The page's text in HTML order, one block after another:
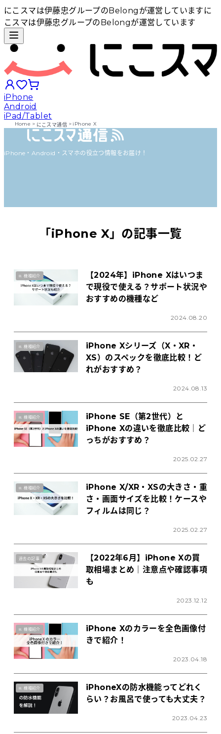
にこスマは伊藤忠グループのBelongが運営しています に
こスマは伊藤忠グループのBelongが運営しています
iPhone
Android
iPad/Tablet
iPhoneから探す
Tabletから探す
サポートセンター
ニュース
Home > にこスマ通信 > iPhone X
iPhone・Android・スマホの役立つ情報をお届け！
「iPhone X」の記事一覧
【2024年】iPhone Xはいつま
で現役で使える？サポート状況や
おすすめの機種など
2024.08.20
8. 機種紹介
iPhone Xシリーズ（X・XR・
XS）のスペックを徹底比較！ど
れがおすすめ？
2024.08.13
8. 機種紹介
iPhone SE（第2世代）と
iPhone Xの違いを徹底比較｜ど
っちがおすすめ？
2025.02.27
8. 機種紹介
iPhone X/XR・XSの大きさ・重
さ・画面サイズを比較！ケースや
フィルムは同じ？
2025.02.27
8. 機種紹介
【2022年6月】iPhone Xの買
取相場まとめ｜注意点や確認事項
も
2023.12.12
過去の記事
iPhone Xのカラーを全色画像付
きで紹介！
2023.04.18
8. 機種紹介
iPhoneXの防水機能ってどれく
らい？お風呂で使っても大丈夫？
2023.04.23
8. 機種紹介